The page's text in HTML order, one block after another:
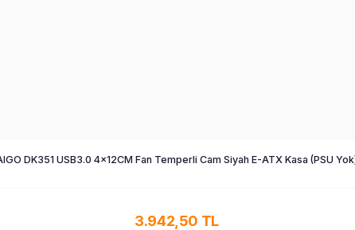
DK351 USB3.0 4×12CM Fan Temperli Cam Siyah E-ATX Kasa (PSU
3.942,50 TL